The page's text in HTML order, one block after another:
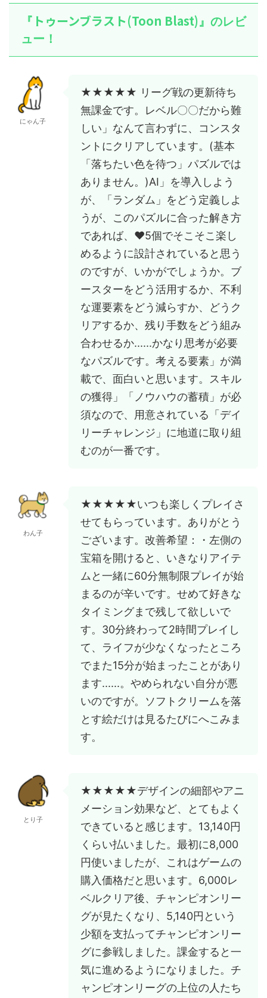
『 トゥーンブラスト(Toon Blast)』のレビ
ュー！
にゃん子
★★★★★ リーグ戦の更新待ち
無課金です。レベル〇〇だから難
しい」なんて言わずに、コンスタ
ントにクリアしています。(基本
「落ちたい色を待つ」パズルでは
ありません。)AI」を導入しよう
が、「ランダム」をどう定義しよ
うが、このパズルに合った解き方
であれば、♥️5個でそこそこ楽し
めるように設計されていると思う
のですが、いかがでしょうか。ブ
ースターをどう活用するか、不利
な運要素をどう減らすか、どうク
リアするか、残り手数をどう組み
合わせるか......かなり思考が必要
なパズルです。考える要素」が満
載で、面白いと思います。スキル
の獲得」「ノウハウの蓄積」が必
須なので、用意されている「デイ
リーチャレンジ」に地道に取り組
むのが一番です。
わん子
★★★★★いつも楽しくプレイさ
せてもらっています。ありがとう
ございます。改善希望：・左側の
宝箱を開けると、いきなりアイテ
ムと一緒に60分無制限プレイが始
まるのが辛いです。せめて好きな
タイミングまで残して欲しいで
す。30分終わって2時間プレイし
て、ライフが少なくなったところ
でまた15分が始まったことがあり
ます......。やめられない自分が悪
いのですが。ソフトクリームを落
とす絵だけは見るたびにへこみま
す。
とり子
★★★★★デザインの細部やアニ
メーション効果など、とてもよく
できていると感じます。13,140円
くらい払いました。最初に8,000
円使いましたが、これはゲームの
購入価格だと思います。6,000レ
ベルクリア後、チャンピオンリー
グが見たくなり、5,140円という
少額を支払ってチャンピオンリー
グに参戦しました。課金すると一
気に進めるようになりました。チ
ャンピオンリーグの上位の人たち